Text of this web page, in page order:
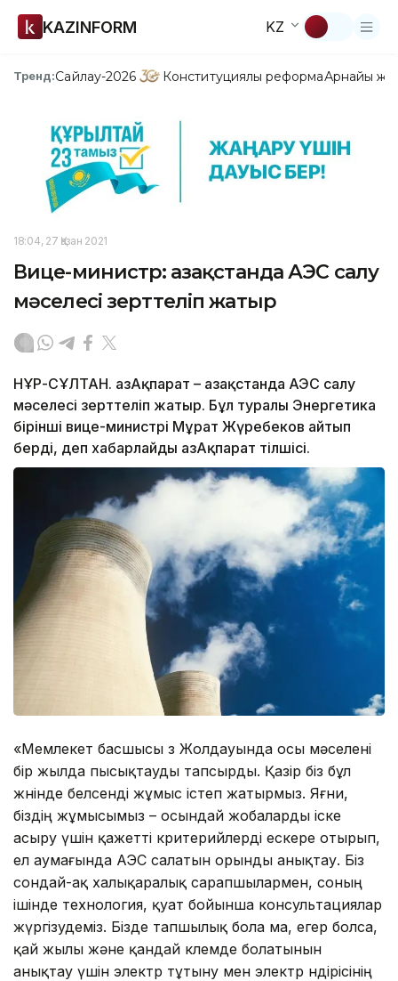
KAZINFORM KZ
Тренд:Сайлау-2026 Конституциялық реформаАрнайы
18:04, 27 Қазан 2021
Вице-министр: Қазақстанда АЭС салу
мәселесі зерттеліп жатыр
НҰР-СҰЛТАН. ҚазАқпарат – Қазақстанда АЭС салу
мәселесі зерттеліп жатыр. Бұл туралы Энергетика
бірінші вице-министрі Мұрат Жүребеков айтып
берді, деп хабарлайды ҚазАқпарат тілшісі.
«Мемлекет басшысы өз Жолдауында осы мәселені
бір жылда пысықтауды тапсырды. Қазір біз бұл
жөнінде белсенді жұмыс істеп жатырмыз. Яғни,
біздің жұмысымыз – осындай жобаларды іске
асыру үшін қажетті критерийлерді ескере отырып,
ел аумағында АЭС салатын орынды анықтау. Біз
сондай-ақ халықаралық сарапшылармен, соның
ішінде технология, қуат бойынша консультациялар
жүргізудеміз. Бізде тапшылық бола ма, егер болса,
қай жылы және қандай көлемде болатынын
анықтау үшін электр тұтыну мен электр өндірісінің